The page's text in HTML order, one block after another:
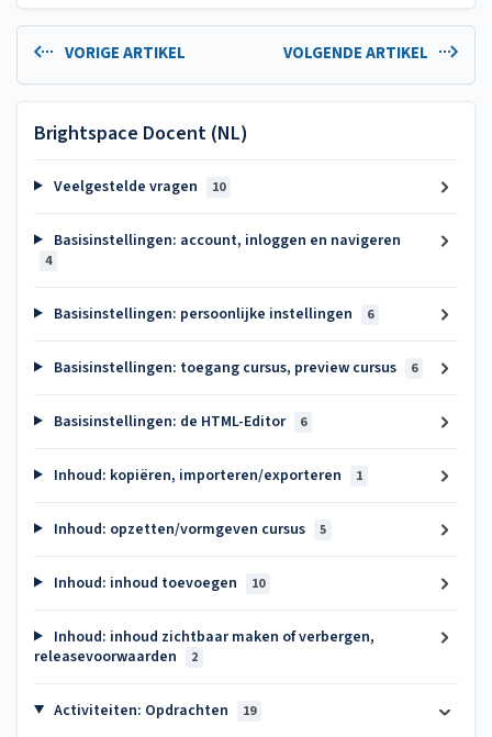
VORIGE ARTIKEL VOLGENDE ARTIKEL
Brightspace Docent (NL)
Veelgestelde vragen 10
Basisinstellingen: account, inloggen en navigeren
4
Basisinstellingen: persoonlijke instellingen 6
Basisinstellingen: toegang cursus, preview cursus 6
Basisinstellingen: de HTML-Editor 6
Inhoud: kopiëren, importeren/exporteren 1
Inhoud: opzetten/vormgeven cursus 5
Inhoud: inhoud toevoegen 10
Inhoud: inhoud zichtbaar maken of verbergen,
releasevoorwaarden
2
Activiteiten: Opdrachten 19